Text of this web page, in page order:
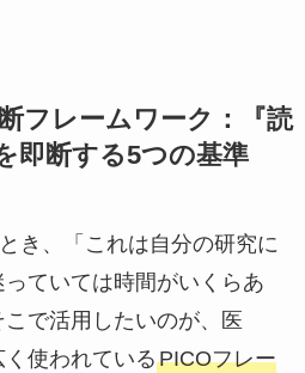
フレームワーク：『読
即断する5つの基準
き、「これは自分の研究に
ていては時間がいくらあ
で活用したいのが、医
使われているPICOフレー